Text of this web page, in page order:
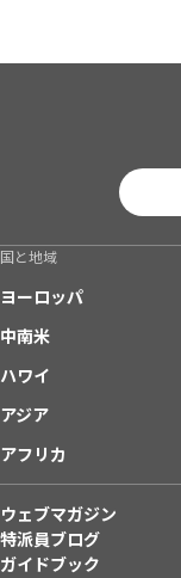
国と地域
ヨーロッパ
中南米
ハワイ
アジア
アフリカ
ウェブマガジン
特派員ブログ
ガイドブック